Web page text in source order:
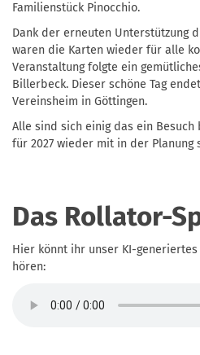
Familienstück Pinocchio.
Dank der erneuten Unterstützung
waren die Karten wieder für alle
Veranstaltung folgte ein
Billerbeck. Dieser schöne Tag
Vereinsheim in Göttingen.
Alle sind sich einig das ein
für 2027 wieder mit in der Planung
Das Rollator-
Hier könnt ihr unser KI-
hören: